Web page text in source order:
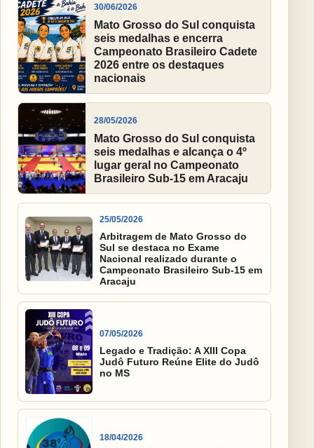
30/06/2026
Mato Grosso do Sul conquista
seis medalhas e encerra
Campeonato Brasileiro Cadete
2026 entre os destaques
nacionais
28/05/2026
Mato Grosso do Sul conquista
seis medalhas e alcança o 4º
lugar geral no Campeonato
Brasileiro Sub-15 em Aracaju
25/05/2026
Arbitragem de Mato Grosso do
Sul se destaca no Exame
Nacional realizado durante o
Campeonato Brasileiro Sub-15 em
Aracaju
07/05/2026
Legado e Tradição: A XIII Copa
Judô Futuro Reúne Elite do Judô
no MS
18/04/2026